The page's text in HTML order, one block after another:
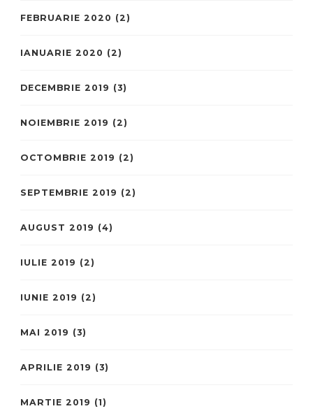
FEBRUARIE 2020 (2)
IANUARIE 2020 (2)
DECEMBRIE 2019 (3)
NOIEMBRIE 2019 (2)
OCTOMBRIE 2019 (2)
SEPTEMBRIE 2019 (2)
AUGUST 2019 (4)
IULIE 2019 (2)
IUNIE 2019 (2)
MAI 2019 (3)
APRILIE 2019 (3)
MARTIE 2019 (1)